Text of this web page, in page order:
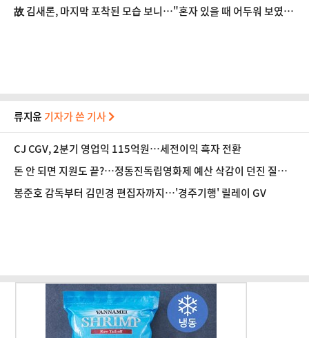
故 김새론, 마지막 포착된 모습 보니…"혼자 있을 때 어두워 보였
류지윤 기자가 쓴 기사
CJ CGV, 2분기 영업익 115억원…세전이익 흑자 전환
돈 안 되면 지원도 끝?…정동진독립영화제 예산 삭감이 던진 질문
[초점]
봉준호 감독부터 김민경 편집자까지…'경주기행' 릴레이 GV